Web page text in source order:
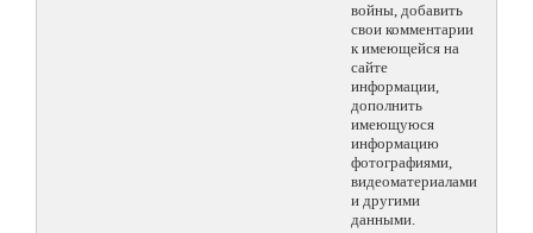
войны, добавить
свои комментарии
к имеющейся на
сайте
информации,
дополнить
имеющуюся
информацию
фотографиями,
видеоматериалами
и другими
данными.